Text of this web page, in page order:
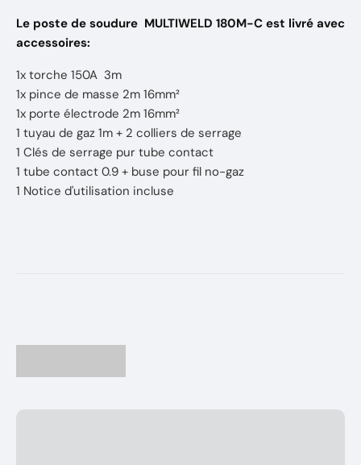
Le poste de soudure MULTIWELD 180M-C est livré avec
accessoires:
1x torche 150A 3m
1x pince de masse 2m 16mm²
1x porte électrode 2m 16mm²
1 tuyau de gaz 1m + 2 colliers de serrage
1 Clés de serrage pur tube contact
1 tube contact 0.9 + buse pour fil no-gaz
1 Notice d'utilisation incluse